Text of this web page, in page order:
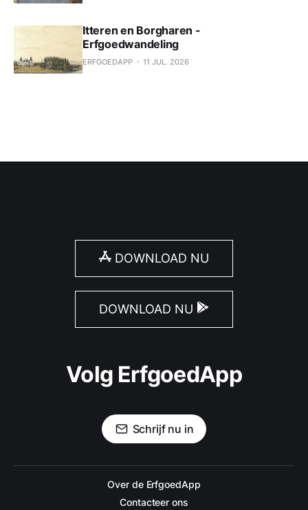
Itteren en Borgharen -
Erfgoedwandeling
ERFGOEDAPP 11 JUL. 2026
DOWNLOAD NU
DOWNLOAD NU
Volg ErfgoedApp
Schrijf nu in
Over de ErfgoedApp
Contacteer ons